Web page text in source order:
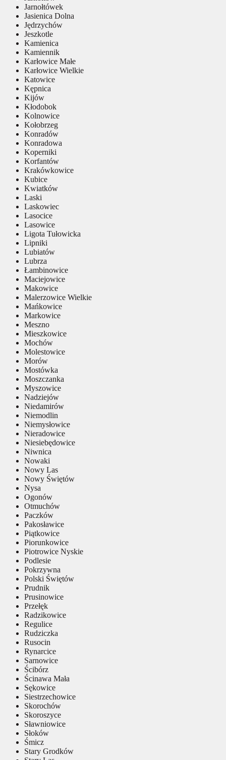
Jarnołtówek
Jasienica Dolna
Jędrzychów
Jeszkotle
Kamienica
Kamiennik
Karłowice Małe
Karłowice Wielkie
Katowice
Kępnica
Kijów
Kłodobok
Kolnowice
Kołobrzeg
Konradów
Konradowa
Koperniki
Korfantów
Krakówkowice
Kubice
Kwiatków
Laski
Laskowiec
Lasocice
Lasowice
Ligota Tułowicka
Lipniki
Lubiatów
Lubrza
Łambinowice
Maciejowice
Makowice
Malerzowice Wielkie
Mańkowice
Markowice
Meszno
Mieszkowice
Mochów
Molestowice
Morów
Mostówka
Moszczanka
Myszowice
Nadziejów
Niedamirów
Niemodlin
Niemysłowice
Nieradowice
Niesiebędowice
Niwnica
Nowaki
Nowy Las
Nowy Świętów
Nysa
Ogonów
Otmuchów
Paczków
Pakosławice
Piątkowice
Piorunkowice
Piotrowice Nyskie
Podlesie
Pokrzywna
Polski Świętów
Prudnik
Prusinowice
Przełęk
Radzikowice
Regulice
Rudziczka
Rusocin
Rynarcice
Sarnowice
Ścibórz
Ścinawa Mała
Sękowice
Siestrzechowice
Skorochów
Skoroszyce
Sławniowice
Słoków
Śmicz
Stary Grodków